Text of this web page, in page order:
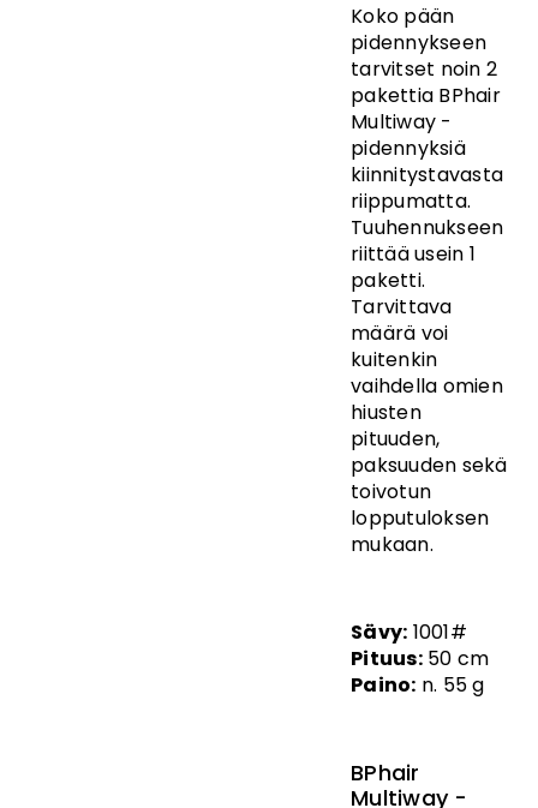
Koko pään
pidennykseen
tarvitset noin 2
pakettia BPhair
Multiway -
pidennyksiä
kiinnitystavasta
riippumatta.
Tuuhennukseen
riittää usein 1
paketti.
Tarvittava
määrä voi
kuitenkin
vaihdella omien
hiusten
pituuden,
paksuuden sekä
toivotun
lopputuloksen
mukaan.
Sävy: 1001#
Pituus:50 cm
Paino: n. 55 g
BPhair
Multiway -